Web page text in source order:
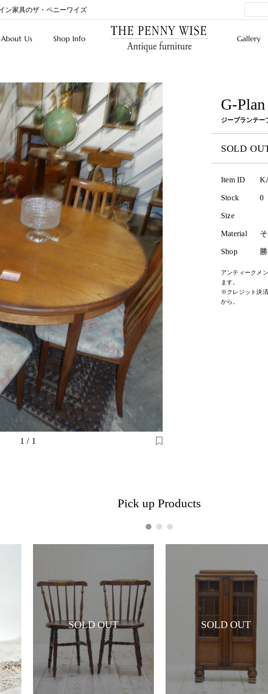
ン家具のザ・ペニーワイズ
About Us Shop Info Gallery
1 / 1
G-
ジープランテー
SOLD
Item ID
Stock 0
Size
Material
Shop
アンティークメ
ます。
※クレジット決
から。
Pick up Products
SOLD OUT SOLD OUT
1 2 3